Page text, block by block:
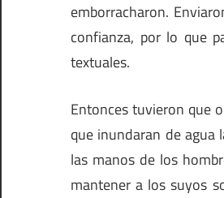
emborracharon.
confianza, por lo que
textuales.
Entonces tuvieron que
que inundaran de agua
las manos de los
mantener a los suyos